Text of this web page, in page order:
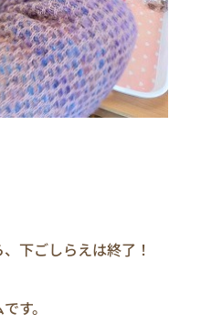
下ごしらえは終了！
す。